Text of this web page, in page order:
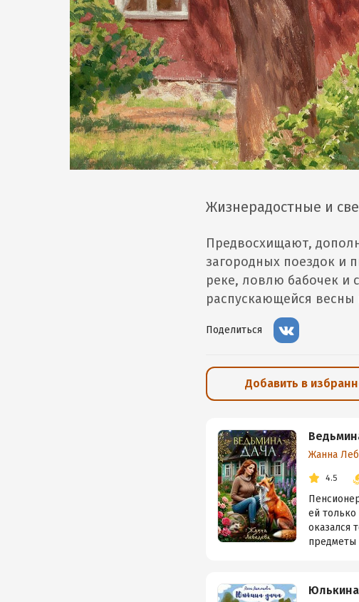
Жизнерадостные и
Предвосхищают,
загородных поездок и
реке, ловлю бабочек и
распускающейся
Поделиться
Добавить в
Жанна
4.5
ей
оказался
предметы